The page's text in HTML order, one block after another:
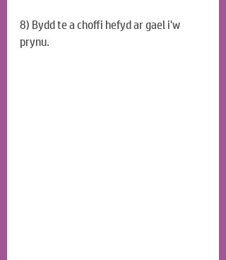
8) Bydd te a choffi hefyd ar gael i'w
prynu.